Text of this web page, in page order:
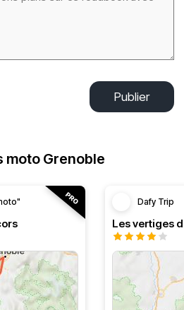
Publier
moto Grenoble
Dafy Trip
Les vertiges